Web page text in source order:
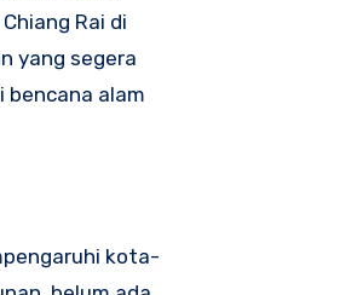
Rai di
yang segera
bencana alam
kota-